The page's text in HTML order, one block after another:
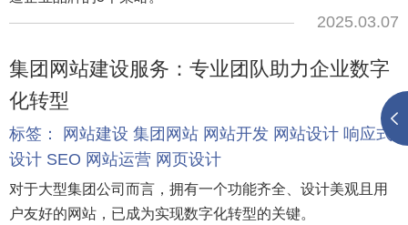
2025.03.07
集团网站建设服务：专业团队助力企业数字
化转型
标签： 网站建设 集团网站 网站开发 网站设计 响应式
设计 SEO 网站运营 网页设计
对于大型集团公司而言，拥有一个功能齐全、设计美观且用
户友好的网站，已成为实现数字化转型的关键。